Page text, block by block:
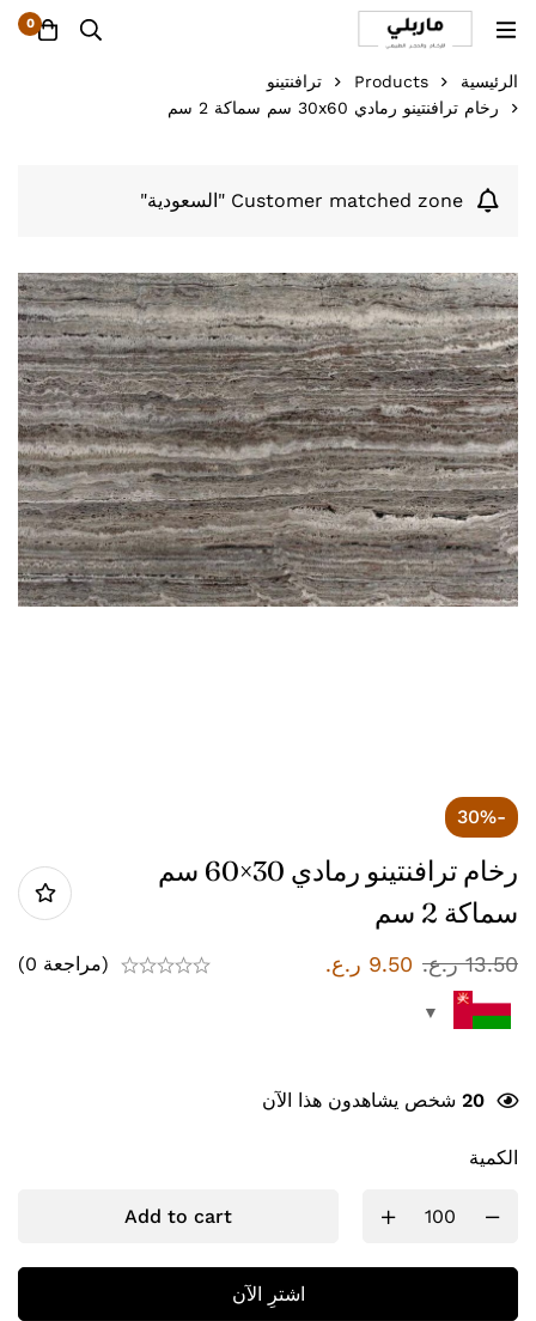
0
الرئيسية Products
ترافنتينو
رخام ترافنتينو رمادي 30x60 سم سماكة 2 سم
Customer matched zone "السعودية"
-30%
رخام ترافنتينو رمادي 30×60 سم
سماكة 2 سم
13.50 ر.ع. 9.50 ر.ع. (مراجعة 0)
20 شخص يشاهدون هذا الآن
الكمية
Add to cart
اشترِ الآن